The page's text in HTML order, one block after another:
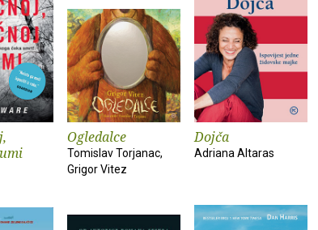
Ogledalce
Tomislav Torjanac,
Grigor Vitez
Dojča
Adriana Altaras